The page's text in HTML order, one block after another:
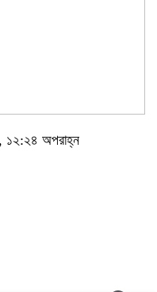
১২:২৪ অপরাহ্ন